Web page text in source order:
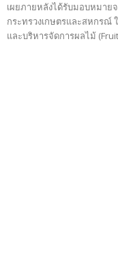
เผยภายหลังได้รับมอบหมาย
กระทรวงเกษตรและสหกร
และบริหารจัดการผลไม้